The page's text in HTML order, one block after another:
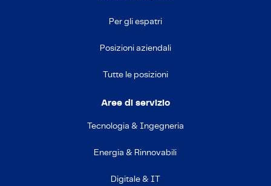
Per gli espatri
Posizioni aziendali
Tutte le posizioni
Aree di servizio
Tecnologia & Ingegneria
Energia & Rinnovabili
Digitale & IT